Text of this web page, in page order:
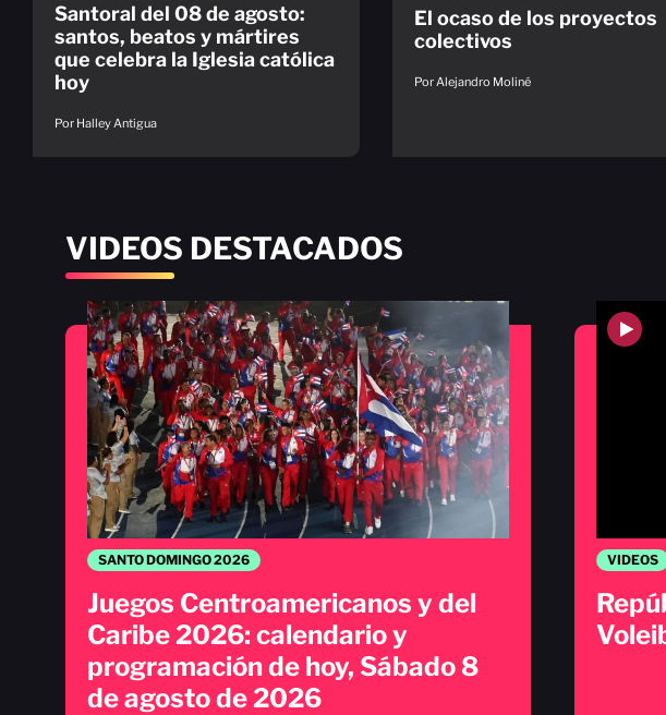
Santoral del 08 de agosto:
santos, beatos y mártires
que celebra la Iglesia católica
hoy
Por Halley Antigua
El ocaso de los proyectos
colectivos
Por Alejandro Moliné
VIDEOS DESTACADOS
SANTO DOMINGO 2026
Juegos Centroamericanos y del
Caribe 2026: calendario y
programación de hoy, Sábado 8
de agosto de 2026
VIDEOS